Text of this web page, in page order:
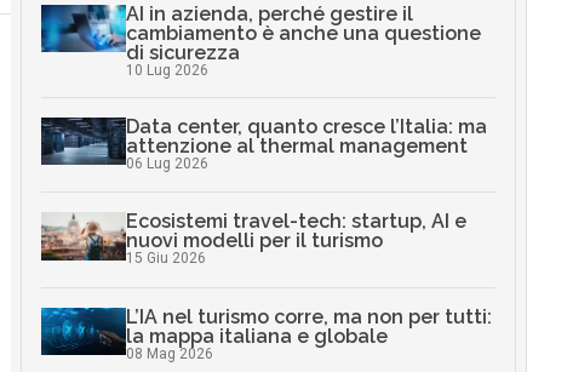
AI in azienda, perché gestire il
cambiamento è anche una questione
di sicurezza
10 Lug 2026
Data center, quanto cresce l’Italia: ma
attenzione al thermal management
06 Lug 2026
Ecosistemi travel-tech: startup, AI e
nuovi modelli per il turismo
15 Giu 2026
L’IA nel turismo corre, ma non per tutti:
la mappa italiana e globale
08 Mag 2026